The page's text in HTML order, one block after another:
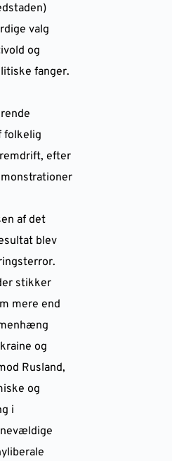
valg
og
fanger.
folkelig
efter
af det
blev
stikker
mere end
og
Rusland,
og
i